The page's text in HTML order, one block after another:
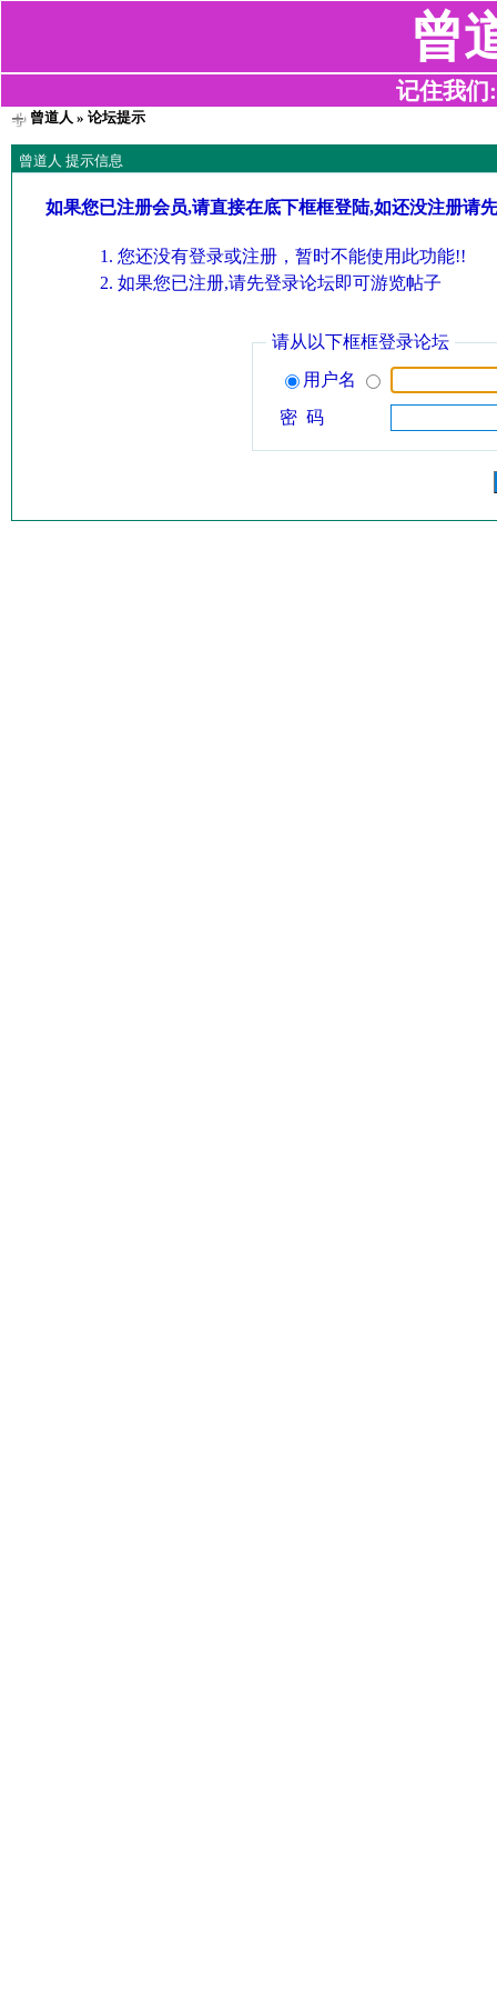
曾
记住我们
曾道人 » 论坛提示
曾道人 提示信息
如果您已注册会员,请直接在底下框框登陆,如还没注册请
您还没有登录或注册，暂时不能使用此功能!!
如果您已注册,请先登录论坛即可游览帖子
请从以下框框登录论坛
用户名
密 码